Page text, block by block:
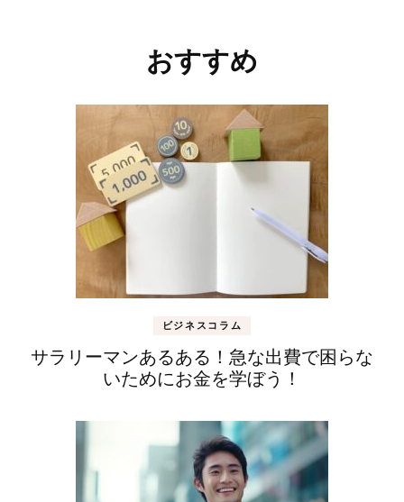
おすすめ
ビジネスコラム
サラリーマンあるある！急な出費で困らな
いためにお金を学ぼう！